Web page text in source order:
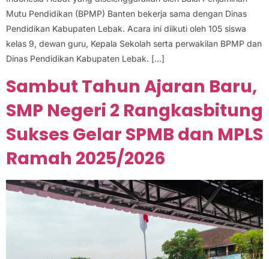
Mutu Pendidikan (BPMP) Banten bekerja sama dengan Dinas
Pendidikan Kabupaten Lebak. Acara ini diikuti oleh 105 siswa
kelas 9, dewan guru, Kepala Sekolah serta perwakilan BPMP dan
Dinas Pendidikan Kabupaten Lebak. […]
Sambut Tahun Ajaran Baru,
SMP Negeri 2 Rangkasbitung
Sukses Gelar SPMB dan MPLS
Ramah 2025/2026